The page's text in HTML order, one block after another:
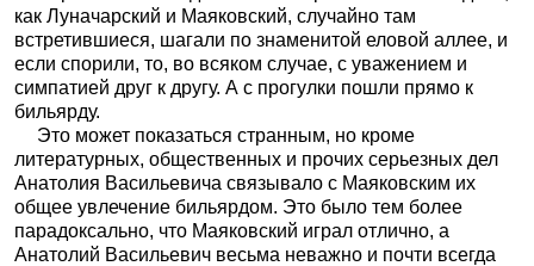
как Луначарский и Маяковский, случайно там
встретившиеся, шагали по знаменитой еловой аллее, и
если спорили, то, во всяком случае, с уважением и
симпатией друг к другу. А с прогулки пошли прямо к
бильярду.
Это может показаться странным, но кроме
литературных, общественных и прочих серьезных дел
Анатолия Васильевича связывало с Маяковским их
общее увлечение бильярдом. Это было тем более
парадоксально, что Маяковский играл отлично, а
Анатолий Васильевич весьма неважно и почти всегда